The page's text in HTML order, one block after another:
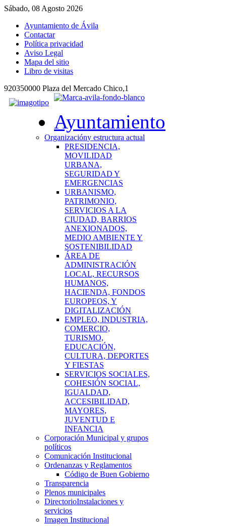
Sábado, 08 Agosto 2026
Ayuntamiento de Ávila
Contactar
Política privacidad
Aviso Legal
Mapa del sitio
Libro de visitas
920350000 Plaza del Mercado Chico,1
Ayuntamiento
Organizacióny estructura actual
PRESIDENCIA,
MOVILIDAD
URBANA,
SEGURIDAD Y
EMERGENCIAS
URBANISMO,
PATRIMONIO,
SERVICIOS A LA
CIUDAD, BARRIOS
ANEXIONADOS,
MEDIO AMBIENTE Y
SOSTENIBILIDAD
ÁREA DE
ADMINISTRACIÓN
LOCAL, RECURSOS
HUMANOS,
HACIENDA, FONDOS
EUROPEOS, Y
DIGITALIZACIÓN
EMPLEO, INDUSTRIA,
COMERCIO,
TURISMO,
EDUCACIÓN,
CULTURA, DEPORTES
Y FIESTAS
SERVICIOS SOCIALES,
COHESIÓN SOCIAL,
IGUALDAD,
ACCESIBILIDAD,
MAYORES,
JUVENTUD E
INFANCIA
Corporación Municipal y grupos
políticos
Comunicación Institucional
Ordenanzas y Reglamentos
Código de Buen Gobierno
Transparencia
Plenos municipales
DirectorioInstalaciones y
servicios
Imagen Institucional